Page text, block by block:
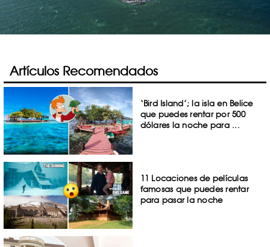
Artículos Recomendados
‘Bird Island’; la isla en Belice
que puedes rentar por 500
dólares la noche para ...
11 Locaciones de películas
famosas que puedes rentar
para pasar la noche